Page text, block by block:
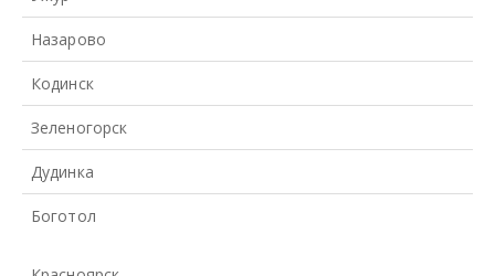
Назарово
Кодинск
Зеленогорск
Дудинка
Боготол